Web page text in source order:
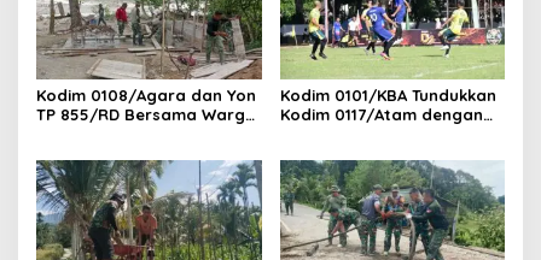
Kodim 0108/Agara dan Yon
TP 855/RD Bersama Warga
Lawe Ger Ger, Aceh
Tenggara
Kodim 0101/KBA Tundukkan
Kodim 0117/Atam dengan